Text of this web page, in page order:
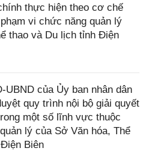
thực hiện theo cơ chế
vi chức năng quản lý
thao và Du lịch tỉnh Điện
UBND của Ủy ban nhân dân
quy trình nội bộ giải quyết
một số lĩnh vực thuộc
lý của Sở Văn hóa, Thể
Biên